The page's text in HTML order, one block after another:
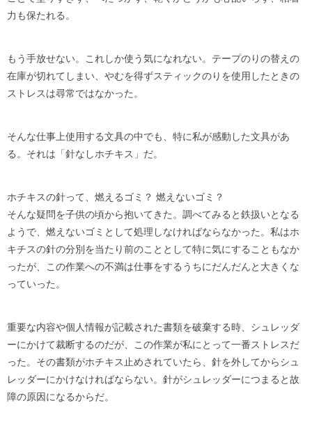
力も保たれる。
もう手放せない。これしか使う気になれない。テープのりの替えの
在庫が切れてしまい、やむを得ずスティックのりを使用したときの
ストレスは尋常ではなかった。
そんな仕事上使用する文具の中でも、特に私が感動した文具があ
る。それは「針なしホチキス」だ。
ホチキスの針って、燃えるゴミ？ 燃えないゴミ？
そんな疑問を子供の頃から抱いてきた。調べてみると鉄扱いとなる
ようで、燃えないゴミとして処理しなければならなかった。私はホ
キチスの針の分別を当たり前のこととして特に気にすることもなか
ったが、この作業への不満は仕事をするうちにだんだんと大きくな
っていった。
重要な内容や個人情報が記載された書類を破棄する時、シュレッダ
ーにかけて裁断するのだが、この作業が私にとって一番ストレスだ
った。その書類がホチキス止めされていたら、針を外してからシュ
レッダーにかけなければならない。針がシュレッダーにつまると故
障の原因になるからだ。